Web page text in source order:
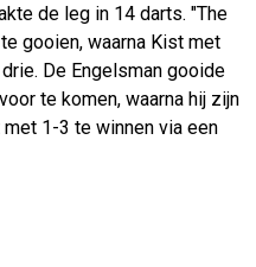
de leg in 14 darts. "The
gooien, waarna Kist met
De Engelsman gooide
te komen, waarna hij zijn
1-3 te winnen via een